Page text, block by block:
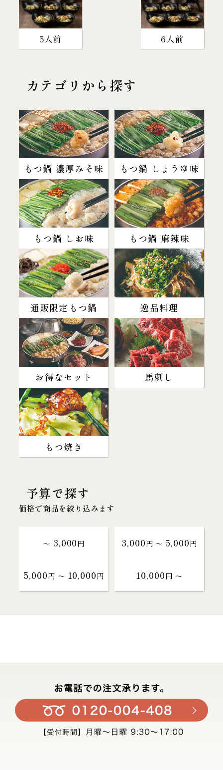
5人前 6人前
カテゴリから探す
もつ鍋 濃厚みそ味 もつ鍋 しょうゆ味
もつ鍋 しお味 もつ鍋 麻辣味
通販限定もつ鍋 逸品料理
お得なセット 馬刺し
もつ焼き
予算で探す
価格で商品を絞り込みます
～ 3,000円 3,000円 〜 5,000円
5,000円 〜 10,000円 10,000円 〜